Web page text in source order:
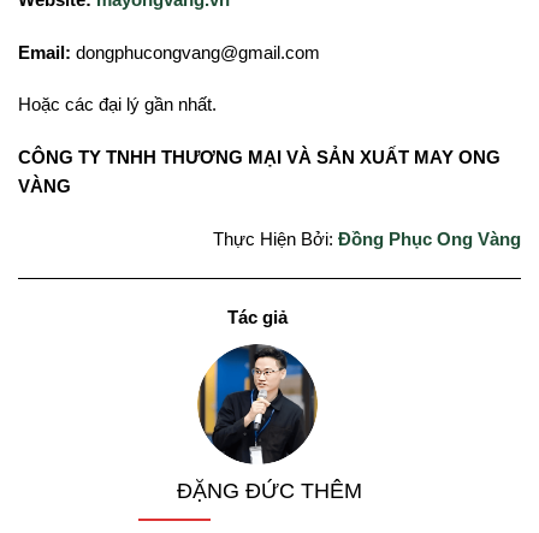
Email: dongphucongvang@gmail.com
Hoặc các đại lý gần nhất.
CÔNG TY TNHH THƯƠNG MẠI VÀ SẢN XUẤT MAY ONG
VÀNG
Thực Hiện Bởi: Đồng Phục Ong Vàng
ĐẶNG ĐỨC THÊM